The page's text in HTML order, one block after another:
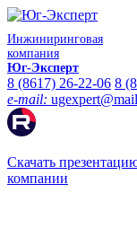
Инжиниринговая
компания
Юг-Эксперт
8 (8617) 26-22-06 8
e-mail: ugexpert@
Скачать
компании